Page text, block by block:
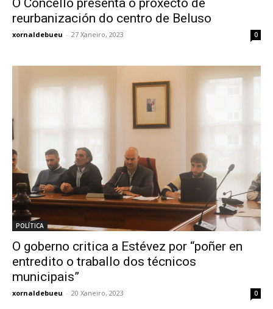
O Concello presenta o proxecto de
reurbanización do centro de Beluso
xornaldebueu - 27 Xaneiro, 2023 0
POLÍTICA
O goberno critica a Estévez por “poñer en
entredito o traballo dos técnicos
municipais”
xornaldebueu - 20 Xaneiro, 2023 0